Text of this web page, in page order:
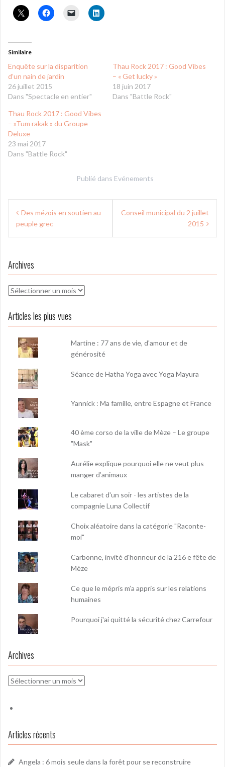
Similaire
Enquête sur la disparition
d’un nain de jardin
26 juillet 2015
Dans "Spectacle en entier"
Thau Rock 2017 : Good Vibes
– « Get lucky »
18 juin 2017
Dans "Battle Rock"
Thau Rock 2017 : Good Vibes
– »Tum rakak » du Groupe
Deluxe
23 mai 2017
Dans "Battle Rock"
Publié dans Evénements
Navigation
deDes mézois en soutien au
peuple grec
Conseil municipal du 2 juillet
2015
Archives
Archives
Articles les plus vues
Martine : 77 ans de vie, d'amour et de
générosité
Séance de Hatha Yoga avec Yoga Mayura
Yannick : Ma famille, entre Espagne et France
40 ème corso de la ville de Mèze – Le groupe
"Mask"
Aurélie explique pourquoi elle ne veut plus
manger d’animaux
Le cabaret d'un soir - les artistes de la
compagnie Luna Collectif
Choix aléatoire dans la catégorie "Raconte-
moi"
Carbonne, invité d'honneur de la 216 e fête de
Mèze
Ce que le mépris m’a appris sur les relations
humaines
Pourquoi j'ai quitté la sécurité chez Carrefour
Archives
Archives
Articles récents
Angela : 6 mois seule dans la forêt pour se reconstruire